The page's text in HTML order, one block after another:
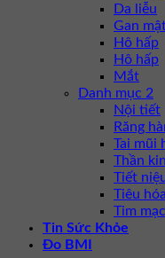
Da liễu
Gan
Hô hấp
Hô hấp
Mắt
Danh mục 2
Nội tiết
Răng
Tai mũi
Thần
Tiết
Tiêu hóa
Tim
Tin Sức Khỏe
Đo BMI